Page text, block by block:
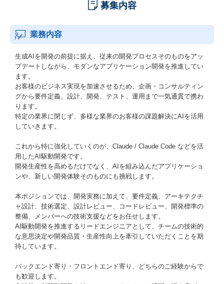
募集内容
業務内容
生成AIを開発の前提に据え、従来の開発プロセスそのものをアッ
プデートしながら、モダンなアプリケーション開発を推進してい
ます。
お客様のビジネス実現を加速させるため、企画・コンサルティン
グから要件定義、設計、開発、テスト、運用まで一気通貫で携わ
ります。
特定の業界に閉じず、多様な業界のお客様の課題解決にAIを活用
していきます。
これから特に強化していくのが、Claude / Claude Code などを活
用したAI駆動開発です。
開発生産性を高めるだけでなく、AIを組み込んだアプリケーショ
ンや、新しい開発体験そのものにも挑戦します。
本ポジションでは、開発実務に加えて、要件定義、アーキテクチ
ャ設計、技術選定、設計レビュー、コードレビュー、開発標準の
整備、メンバーへの技術支援などをお任せします。
AI駆動開発を推進するリードエンジニアとして、チームの技術的
な意思決定や開発品質・生産性向上を牽引していただくことを期
待しています。
バックエンド寄り・フロントエンド寄り、どちらのご経験からで
も歓迎します。